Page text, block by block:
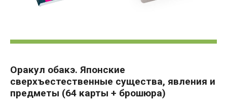
Оракул обакэ. Японские
сверхъестественные существа, явления и
предметы (64 карты + брошюра)